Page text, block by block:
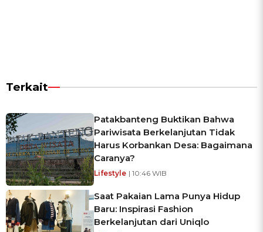
Terkait
Patakbanteng Buktikan Bahwa
Pariwisata Berkelanjutan Tidak
Harus Korbankan Desa: Bagaimana
Caranya?
Lifestyle | 10:46 WIB
Saat Pakaian Lama Punya Hidup
Baru: Inspirasi Fashion
Berkelanjutan dari Uniqlo